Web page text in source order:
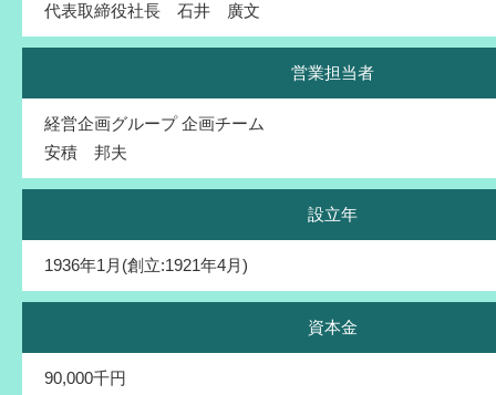
代表取締役社長 石井 廣文
営業担当者
経営企画グループ 企画チーム
安積 邦夫
設立年
1936年1月(創立:1921年4月)
資本金
90,000千円